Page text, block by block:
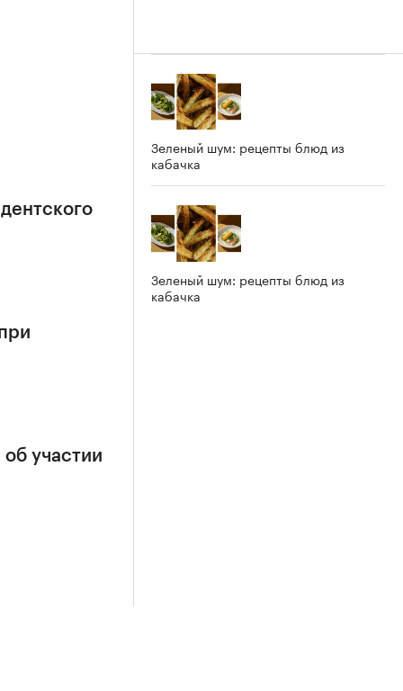
участии
Зеленый шум: рецепты блюд из
кабачка
Зеленый шум: рецепты блюд из
кабачка